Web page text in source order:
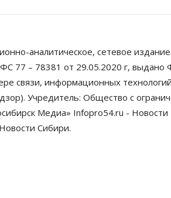
аналитическое, сетевое
77 – 78381 от 29.05.2020 г, выдано
связи, информационных
Учредитель: Общество с
Медиа» Infopro54.ru - Новости
Сибири.